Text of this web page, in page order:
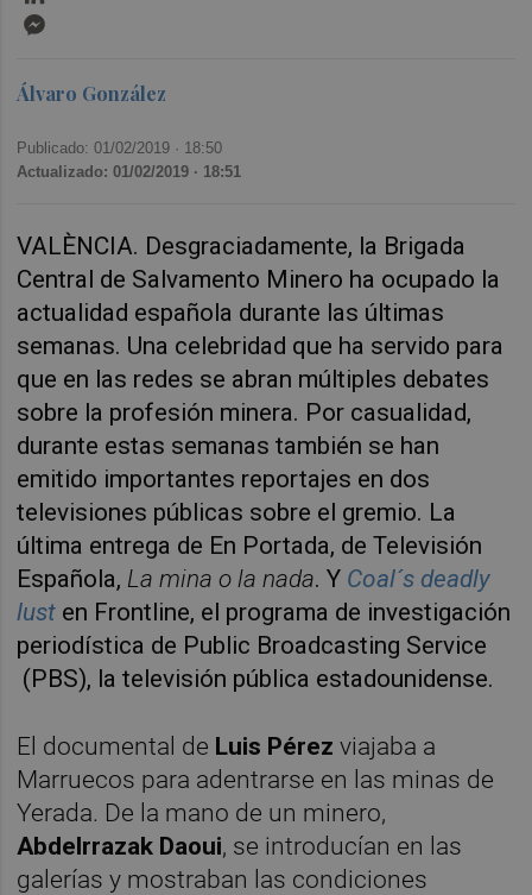
Álvaro González
Publicado: 01/02/2019 · 18:50
Actualizado: 01/02/2019 · 18:51
VALÈNCIA. Desgraciadamente, la Brigada
Central de Salvamento Minero ha ocupado la
actualidad española durante las últimas
semanas. Una celebridad que ha servido para
que en las redes se abran múltiples debates
sobre la profesión minera. Por casualidad,
durante estas semanas también se han
emitido importantes reportajes en dos
televisiones públicas sobre el gremio. La
última entrega de En Portada, de Televisión
Española, La mina o la nada. Y Coal´s deadly
lust en Frontline, el programa de investigación
periodística de Public Broadcasting Service
(PBS), la televisión pública estadounidense.
El documental de Luis Pérez viajaba a
Marruecos para adentrarse en las minas de
Yerada. De la mano de un minero,
Abdelrrazak Daoui, se introducían en las
galerías y mostraban las condiciones